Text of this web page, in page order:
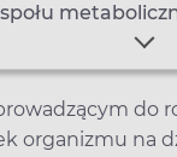
do
organizmu na